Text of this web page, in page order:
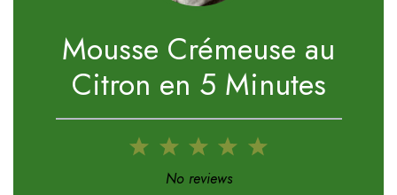
Mousse Crémeuse au
Citron en 5 Minutes
5
4
3
Stars
2
Stars
1
Star
No reviews